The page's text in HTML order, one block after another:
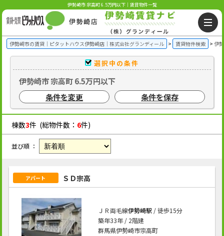
伊勢崎市 宗高町 6.5万円以下｜賃貸物件一覧
伊勢崎市の賃貸｜ピタットハウス伊勢崎店｜株式会社グランディール 賃貸物件検索 伊
選択中の条件
伊勢崎市 宗高町 6.5万円以下
条件を変更
条件を保存
棟数3件 (総物件数： 6件)
並び順 ：
アパート ＳＤ宗高
ＪＲ両毛線伊勢崎駅/ 徒歩15分
築年33年 / 2階建
群馬県伊勢崎市宗高町